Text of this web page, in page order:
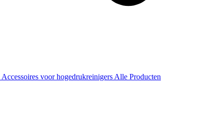
Accessoires voor hogedrukreinigers Alle Producten